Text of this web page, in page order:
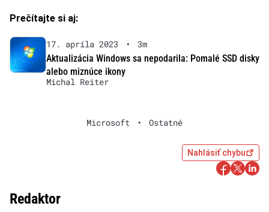
Prečítajte si aj:
17. apríla 2023 •
3m
Aktualizácia Windows sa nepodarila: Pomalé SSD disky
alebo miznúce ikony
Michal Reiter
Microsoft • Ostatné
Nahlásiť chybu
Redaktor